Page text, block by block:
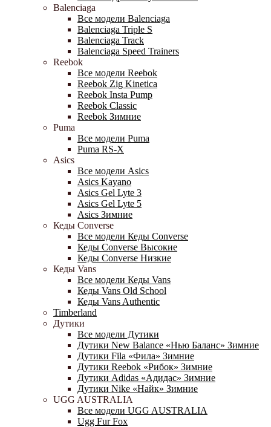
Balenciaga
Все модели Balenciaga
Balenciaga Triple S
Balenciaga Track
Balenciaga Speed Trainers
Reebok
Все модели Reebok
Reebok Zig Kinetica
Reebok Insta Pump
Reebok Classic
Reebok Зимние
Puma
Все модели Puma
Puma RS-X
Asics
Все модели Asics
Asics Kayano
Asics Gel Lyte 3
Asics Gel Lyte 5
Asics Зимние
Кеды Converse
Все модели Кеды Converse
Кеды Converse Высокие
Кеды Converse Низкие
Кеды Vans
Все модели Кеды Vans
Кеды Vans Old School
Кеды Vans Authentic
Timberland
Дутики
Все модели Дутики
Дутики New Balance «Нью Баланс» Зимние
Дутики Fila «Фила» Зимние
Дутики Reebok «Рибок» Зимние
Дутики Adidas «Адидас» Зимние
Дутики Nike «Найк» Зимние
UGG AUSTRALIA
Все модели UGG AUSTRALIA
Ugg Fur Fox